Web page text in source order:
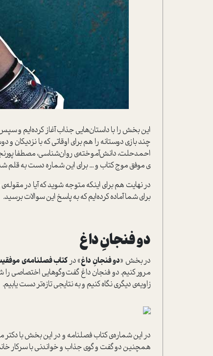
این بخش را با داستان‌هایی جذاب آغاز کرده‌ایم و
چند بازی دوستانه را هم برای اوقاتی که با نزدیکان و
احمدحلت، دانش‌آموخته‌ی روان‌شناسی، مصطفا
ی موفق موج کتاب و ... برای این شماره دست به قلم
در نهایت هم برای اینکه متوجه شوید که آیا در مقوله‌ی
برای شما آماده کرده‌ایم که به پاسخ این سوالات برسید.
دو فنجانِ داغ
در بخش «دو فنجانِ داغ» درکتاب فصلنامه‌ی
مرور کنیم. دو فنجان داغ گفت‌وگوهایی اختصاصی
زاویه‌ی دیگری نگاه کنیم و به نتایجی تازه‌تر دست یابیم.
در این شماره‌ی کتاب فصلنامه و در این بخش با دکتر
همچنین دو گفت و گوی جذاب و خواندنی با سرکار خانم